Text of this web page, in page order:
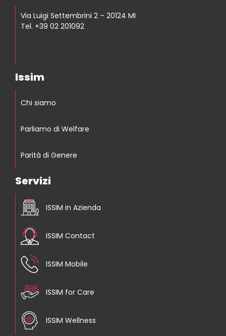
Via Luigi Settembrini 2 – 20124 MI
Tel. +39 02 201092
Issim
Chi siamo
Parliamo di Welfare
Parità di Genere
Servizi
ISSIM in Azienda
ISSIM Contact
ISSIM Mobile
ISSIM for Care
ISSIM Wellness